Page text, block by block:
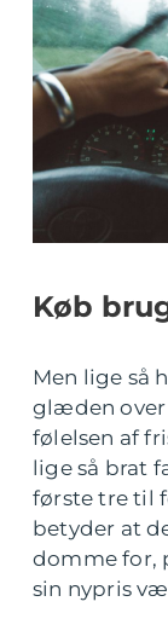
Køb
Men lige så
glæden over
følelsen af
lige så brat
første tre til
betyder at
domme for,
sin nypris